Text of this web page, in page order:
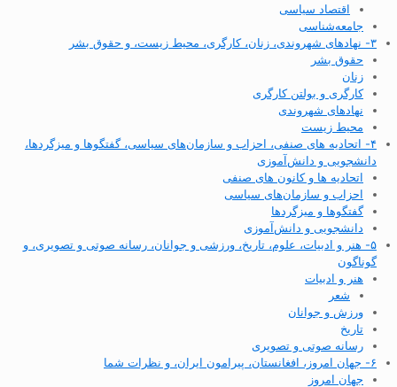
اقتصاد سیاسی
جامعه‌شناسی
۳- نهادهای شهروندی، زنان، کارگری، محیط زیست، و حقوق بشر
حقوق بشر
زنان
کارگری و بولتن کارگری
نهادهای شهروندی
محیط زیست
۴- اتحادیه های صنفی، احزاب و سازمان‌های سیاسی، گفتگوها و میزگردها،
دانشجویی و دانش‌آموزی
اتحادیه ها و کانون های صنفی
احزاب و سازمان‌های سیاسی
گفتگوها و میزگردها
دانشجویی و دانش‌آموزی
۵- هنر و ادبیات، علوم، تاریخ، ورزشی و جوانان، رسانه صوتی و تصویری، و
گوناگون
هنر و ادبیات
شعر
ورزش و جوانان
تاریخ
رسانه صوتی و تصویری
۶- جهان امروز، افغانستان، پیرامون ایران، و نظرات شما
جهان امروز